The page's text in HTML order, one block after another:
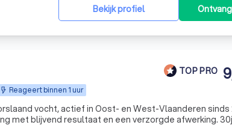
Bekijk profiel
TOP PRO
Reageert binnen 1 uur
vocht, actief in Oost- en West-Vlaanderen sinds
met blijvend resultaat en een verzorgde afwerking.